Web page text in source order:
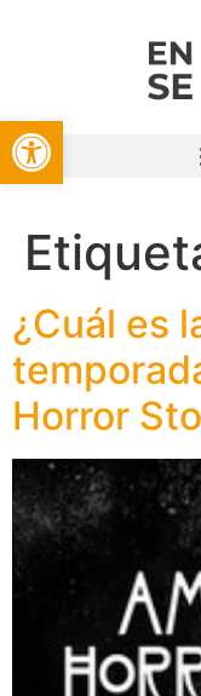
Open toolbar
¿Cuál es
Horror